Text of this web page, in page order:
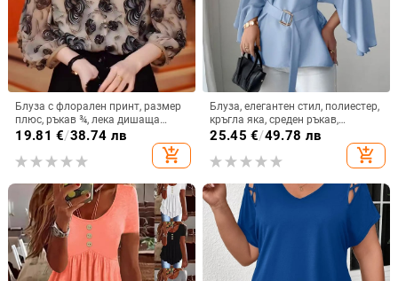
Блуза с флорален принт, размер
плюс, ръкав ¾, лека дишаща
лятна топ за жени
19.81 €/38.74 лв
add_shopping_cart
Блуза, елегантен стил, полиестер,
кръгла яка, среден ръкав,
тромпет ръкав
25.45 €/49.78 лв
add_shopping_cart